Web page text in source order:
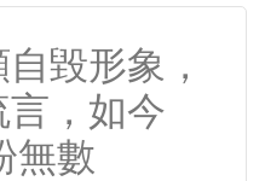
毀形象，
，如今
無數